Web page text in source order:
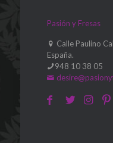
Pasión y Fresas
Calle Paulino
España.
948 10 38 05